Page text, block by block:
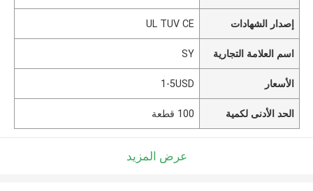
إصدار الشهادات UL TUV CE
اسم العلامة التجارية SY
الأسعار 1-5USD
الحد الأدنى لكمية 100 قطعة
عرض المزيد